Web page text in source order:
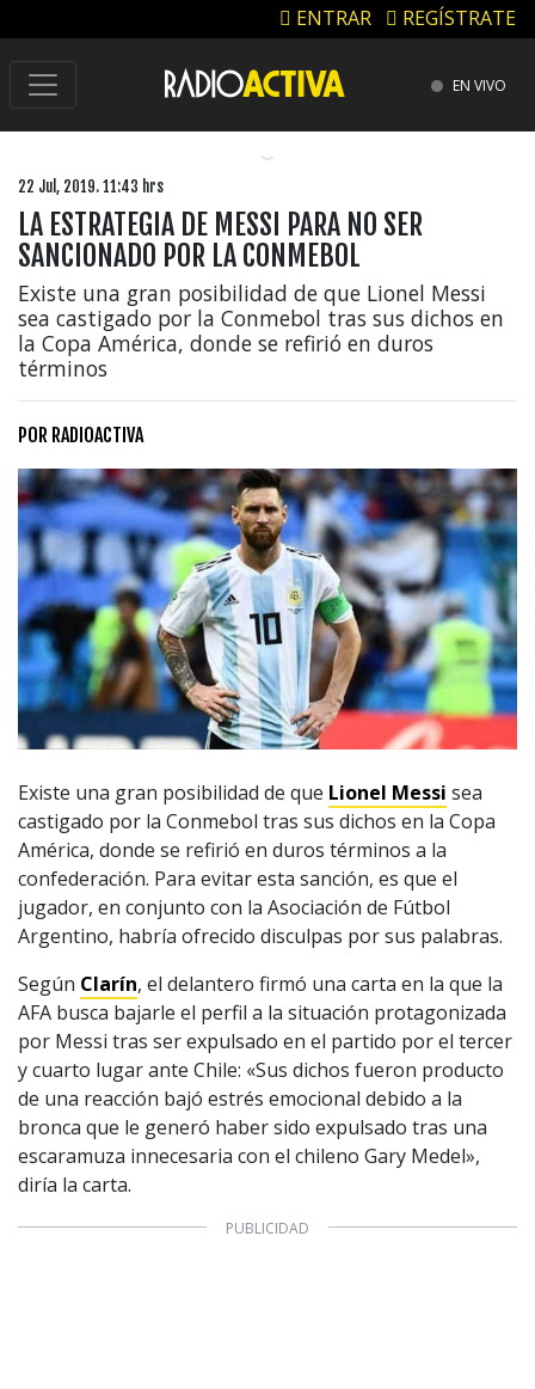
ENTRAR REGÍSTRATE
EN VIVO
22 Jul, 2019. 11:43 hrs
LA ESTRATEGIA DE MESSI PARA NO SER
SANCIONADO POR LA CONMEBOL
Existe una gran posibilidad de que Lionel Messi
sea castigado por la Conmebol tras sus dichos en
la Copa América, donde se refirió en duros
términos
POR RADIOACTIVA
Existe una gran posibilidad de que Lionel Messi sea
castigado por la Conmebol tras sus dichos en la Copa
América, donde se refirió en duros términos a la
confederación. Para evitar esta sanción, es que el
jugador, en conjunto con la Asociación de Fútbol
Argentino, habría ofrecido disculpas por sus palabras.
Según Clarín, el delantero firmó una carta en la que la
AFA busca bajarle el perfil a la situación protagonizada
por Messi tras ser expulsado en el partido por el tercer
y cuarto lugar ante Chile: «Sus dichos fueron producto
de una reacción bajó estrés emocional debido a la
bronca que le generó haber sido expulsado tras una
escaramuza innecesaria con el chileno Gary Medel»,
diría la carta.